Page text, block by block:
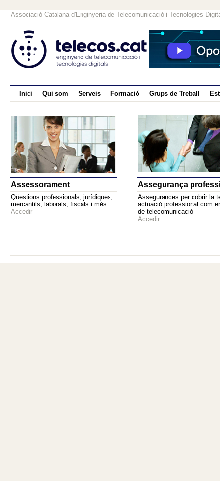
Associació Catalana d'Enginyeria de Telecomunicació i Tecnologies
Inici Qui som Serveis Formació Grups de Treball
Assessorament Assegurança
Qüestions professionals, jurídiques,
mercantils, laborals, fiscals i més.
Accedir
Assegurances per cobrir la
actuació professional com
de telecomunicació
Accedir